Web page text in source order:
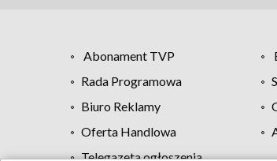
Abonament TVP
Rada Programowa
Biuro Reklamy
Oferta Handlowa
Telegazeta ogłoszenia